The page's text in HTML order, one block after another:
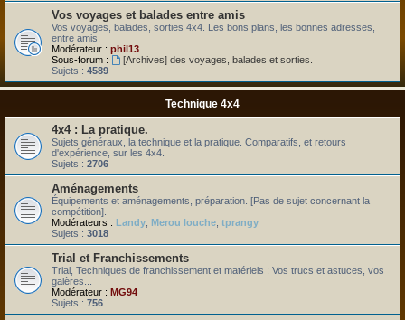
Vos voyages et balades entre amis
Vos voyages, balades, sorties 4x4. Les bons plans, les bonnes adresses,
entre amis.
Modérateur : phil13
Sous-forum :
[Archives] des voyages, balades et sorties.
Sujets : 4589
Technique 4x4
4x4 : La pratique.
Sujets généraux, la technique et la pratique. Comparatifs, et retours
d'expérience, sur les 4x4.
Sujets : 2706
Aménagements
Équipements et aménagements, préparation. [Pas de sujet concernant la
compétition].
Modérateurs : Landy Merou louche tprangy
Sujets : 3018
Trial et Franchissements
Trial, Techniques de franchissement et matériels : Vos trucs et astuces, vos
galères...
Modérateur : MG94
Sujets : 756